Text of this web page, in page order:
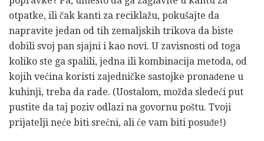
otpatke, ili čak kanti za reciklažu, pokušajte da
napravite jedan od tih zemaljskih trikova da biste
dobili svoj pan sjajni i kao novi. U zavisnosti od toga
koliko ste ga spalili, jedna ili kombinacija metoda, od
kojih većina koristi zajedničke sastojke pronađene u
kuhinji, treba da rade. (Uostalom, možda sledeći put
pustite da taj poziv odlazi na govornu poštu. Tvoji
prijatelji neće biti srećni, ali će vam biti posuđe!)